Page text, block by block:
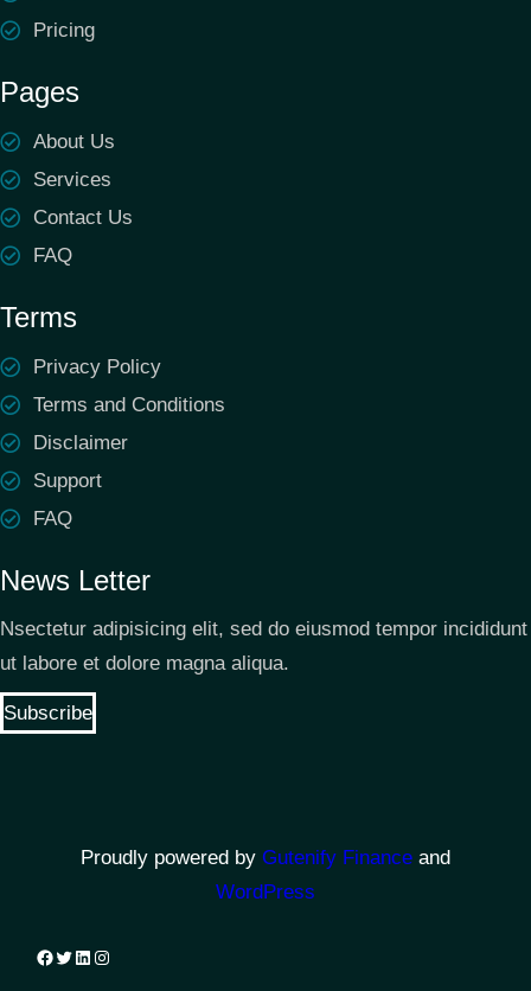
Pricing
Pages
About Us
Services
Contact Us
FAQ
Terms
Privacy Policy
Terms and Conditions
Disclaimer
Support
FAQ
News Letter
Nsectetur adipisicing elit, sed do eiusmod tempor incididunt
ut labore et dolore magna aliqua.
Subscribe
Proudly powered by Gutenify Finance and
WordPress
Facebook
Twitter
LinkedIn
Instagram